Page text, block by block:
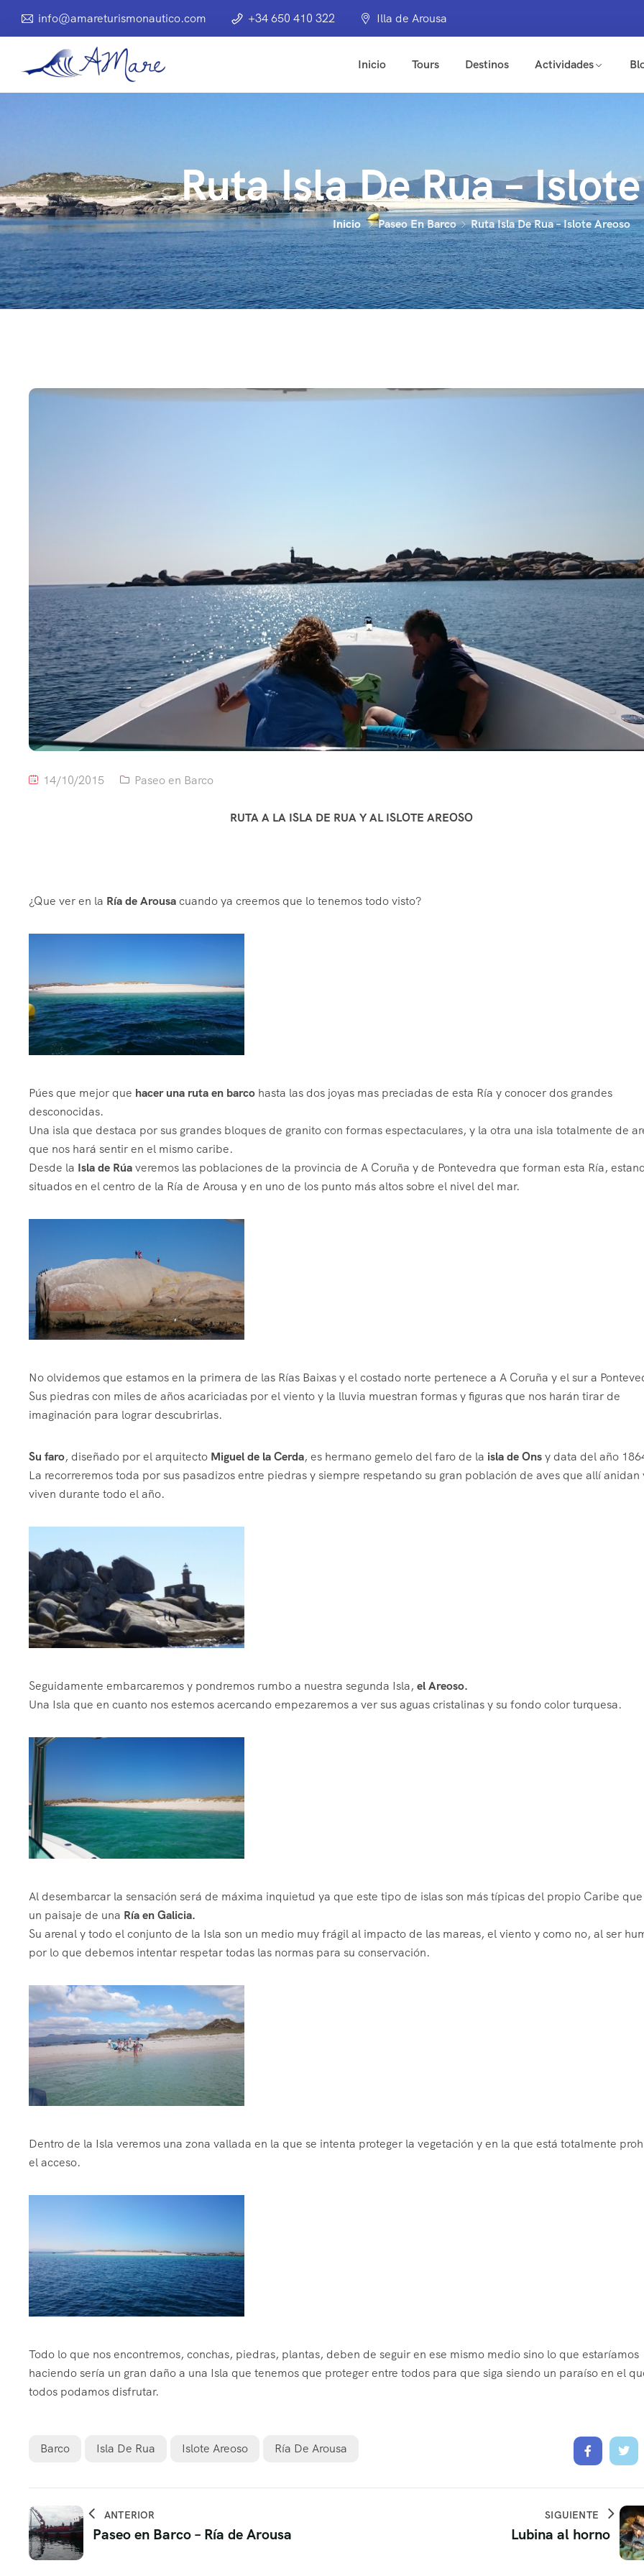
info@amareturismonautico.com +34 650 410 322 Illa de Arousa
Inicio Tours Destinos Actividades
Ruta Isla De Rua –
Inicio Paseo En Barco Ruta Isla De Rua – Islote Areoso
14/10/2015 Paseo en Barco
RUTA A LA ISLA DE RUA Y AL ISLOTE AREOSO
¿Que ver en la Ría de Arousacuando ya creemos que lo tenemos todo visto?
Púes que mejor que hacer una ruta en barco hasta las dos joyas mas preciadas de esta Ría y conocer dos grandes
desconocidas.
Una isla que destaca por sus grandes bloques de granito con formas espectaculares, y la otra una isla totalmente de
que nos hará sentir en el mismo caribe.
Desde la Isla de Rúaveremos las poblaciones de la provincia de A Coruña y de Pontevedra que forman esta Ría,
situados en el centro de la Ría de Arousa y en uno de los punto más altos sobre el nivel del mar.
No olvidemos que estamos en la primera de las Rías Baixas y el costado norte pertenece a A Coruña y el sur a
Sus piedras con miles de años acariciadas por el viento y la lluvia muestran formas y figuras que nos harán tirar de
imaginación para lograr descubrirlas.
Su faro, diseñado por el arquitecto Miguel de la Cerda, es hermano gemelo del faro de la isla de Onsy data del año
La recorreremos toda por sus pasadizos entre piedras y siempre respetando su gran población de aves que allí anidan
viven durante todo el año.
Seguidamente embarcaremos y pondremos rumbo a nuestra segunda Isla, el Areoso.
Una Isla que en cuanto nos estemos acercando empezaremos a ver sus aguas cristalinas y su fondo color turquesa.
Al desembarcar la sensación será de máxima inquietud ya que este tipo de islas son más típicas del propio Caribe
un paisaje de una Ría en Galicia.
Su arenal y todo el conjunto de la Isla son un medio muy frágil al impacto de las mareas, el viento y como no, al ser
por lo que debemos intentar respetar todas las normas para su conservación.
Dentro de la Isla veremos una zona vallada en la que se intenta proteger la vegetación y en la que está totalmente
el acceso.
Todo lo que nos encontremos, conchas, piedras, plantas, deben de seguir en ese mismo medio sino lo que estaríamos
haciendo sería un gran daño a una Isla que tenemos que proteger entre todos para que siga siendo un paraíso en el
todos podamos disfrutar.
Barco Isla De Rua Islote Areoso Ría De Arousa
ANTERIOR
Paseo en Barco – Ría de Arousa
SIGUIENTE
Lubina al horno